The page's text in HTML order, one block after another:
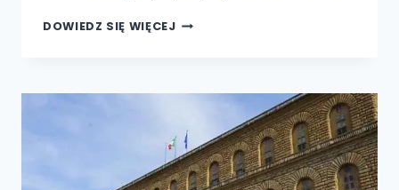
DOWIEDZ SIĘ WIĘCEJW
ZNAJDUJE
GŁOWA
WOŁU,
KTÓREJ
NIKT